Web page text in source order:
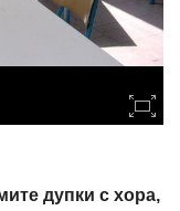
дупки с хора,